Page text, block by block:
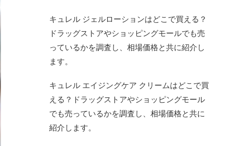
キュレル ジェルローションはどこで買える？
ドラッグストアやショッピングモールでも売
っているかを調査し、相場価格と共に紹介し
ます。
キュレル エイジングケア クリームはどこで買
える？ドラッグストアやショッピングモール
でも売っているかを調査し、相場価格と共に
紹介します。